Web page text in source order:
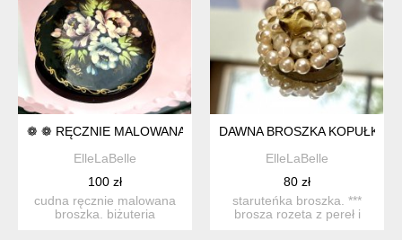
❁ ❁ RĘCZNIE MALOWANA BROSZKA ❁ ❁
ElleLaBelle
100 zł
cudna ręcznie malowana
broszka. biżuteria
DAWNA BROSZKA KOPUŁKA
ElleLaBelle
80 zł
staruteńka broszka. ***
brosza rozeta z pereł i